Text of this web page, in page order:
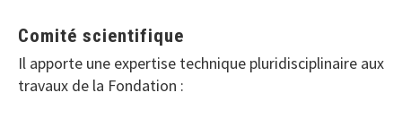
Comité scientifique
Il apporte une expertise technique pluridisciplinaire aux
travaux de la Fondation :